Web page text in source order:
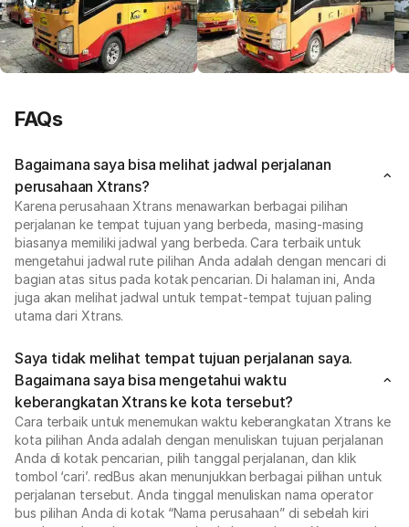
FAQs
Bagaimana saya bisa melihat jadwal perjalanan
perusahaan Xtrans?
Karena perusahaan Xtrans menawarkan berbagai pilihan
perjalanan ke tempat tujuan yang berbeda, masing-masing
biasanya memiliki jadwal yang berbeda. Cara terbaik untuk
mengetahui jadwal rute pilihan Anda adalah dengan mencari di
bagian atas situs pada kotak pencarian. Di halaman ini, Anda
juga akan melihat jadwal untuk tempat-tempat tujuan paling
utama dari Xtrans.
Saya tidak melihat tempat tujuan perjalanan saya.
Bagaimana saya bisa mengetahui waktu
keberangkatan Xtrans ke kota tersebut?
Cara terbaik untuk menemukan waktu keberangkatan Xtrans ke
kota pilihan Anda adalah dengan menuliskan tujuan perjalanan
Anda di kotak pencarian, pilih tanggal perjalanan, dan klik
tombol ‘cari’. redBus akan menunjukkan berbagai pilihan untuk
perjalanan tersebut. Anda tinggal menuliskan nama operator
bus pilihan Anda di kotak “Nama perusahaan” di sebelah kiri